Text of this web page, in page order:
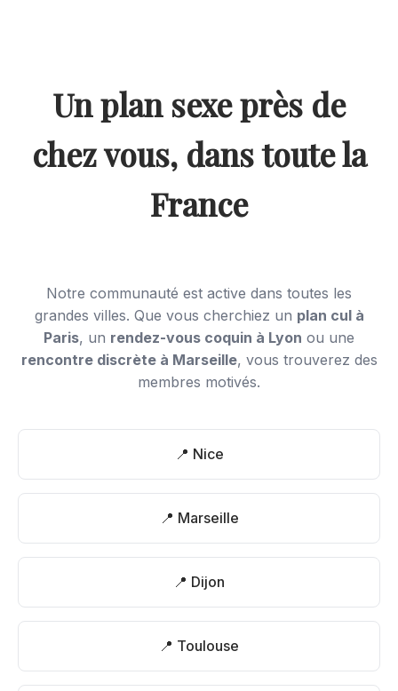
Un plan sexe près de
chez vous, dans toute la
France
Notre communauté est active dans toutes les
grandes villes. Que vous cherchiez un plan cul à
Paris, un rendez-vous coquin à Lyon ou une
rencontre discrète à Marseille, vous trouverez des
membres motivés.
📍 Nice
📍 Marseille
📍 Dijon
📍 Toulouse